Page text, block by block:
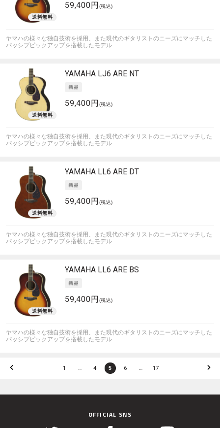
59,400円 (税込)
ヤマハの様々な独自技術を採用、また現代のギタリストのニーズにマッチした
パッシブピックアップを搭載したモデル
YAMAHA LJ6 ARE NT
59,400円 (税込)
ヤマハの様々な独自技術を採用、また現代のギタリストのニーズにマッチした
パッシブピックアップを搭載したモデル
YAMAHA LL6 ARE DT
59,400円 (税込)
ヤマハの様々な独自技術を採用、また現代のギタリストのニーズにマッチした
パッシブピックアップを搭載したモデル
YAMAHA LL6 ARE BS
59,400円 (税込)
ヤマハの様々な独自技術を採用、また現代のギタリストのニーズにマッチした
パッシブピックアップを搭載したモデル
1 … 4 5 6 … 17
OFFICIAL SNS